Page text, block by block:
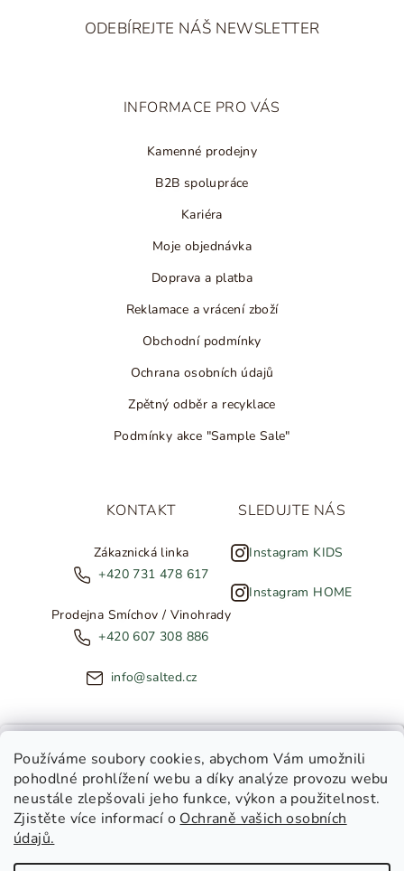
Používáme soubory cookies, abychom Vám umožnili
pohodlné prohlížení webu a díky analýze provozu webu
neustále zlepšovali jeho funkce, výkon a použitelnost.
Zjistěte více informací o Ochraně vašich osobních
údajů.
ODEBÍREJTE NÁŠ NEWSLETTER
INFORMACE PRO VÁS
Kamenné prodejny
B2B spolupráce
Kariéra
Moje objednávka
Doprava a platba
Reklamace a vrácení zboží
Obchodní podmínky
Ochrana osobních údajů
Zpětný odběr a recyklace
Podmínky akce "Sample Sale"
KONTAKT
Zákaznická linka
+420 731 478 617
Prodejna Smíchov / Vinohrady
+420 607 308 886
info@salted.cz
SLEDUJTE NÁS
Instagram KIDS
Instagram HOME
Copyright 2026SALTED. Všechna práva vyhrazena.Upravit
nastavení cookies
NOVINKY ZE SALTED
Toužíte dostávat novinky z